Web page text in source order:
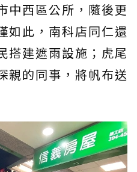
中西區公所，隨後更
如此，南科店同仁還
搭建遮雨設施；虎尾
親的同事，將帆布送